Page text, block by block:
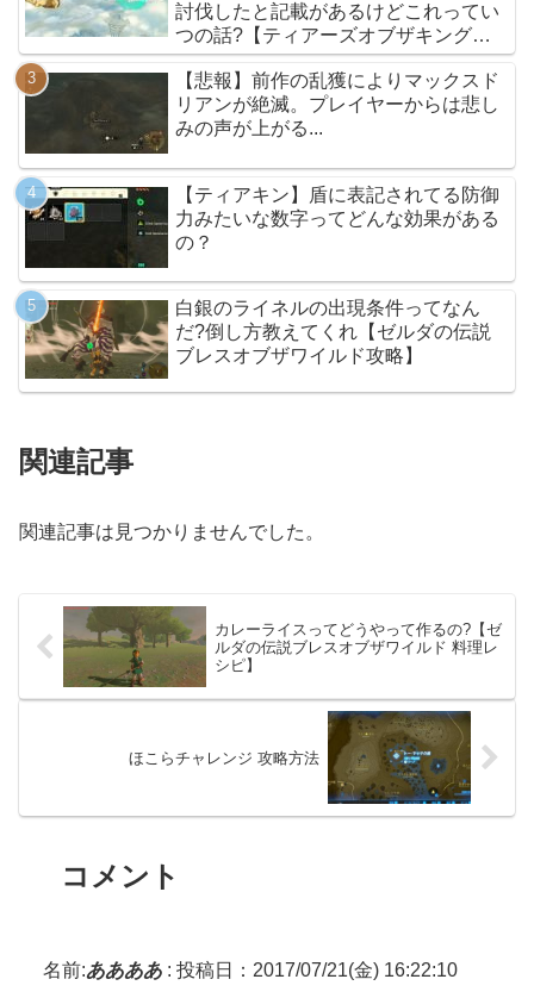
討伐したと記載があるけどこれってい
つの話?【ティアーズオブザキングダ
ム】
【悲報】前作の乱獲によりマックスド
リアンが絶滅。プレイヤーからは悲し
みの声が上がる...
【ティアキン】盾に表記されてる防御
力みたいな数字ってどんな効果がある
の？
白銀のライネルの出現条件ってなん
だ?倒し方教えてくれ【ゼルダの伝説
ブレスオブザワイルド攻略】
関連記事
関連記事は見つかりませんでした。
カレーライスってどうやって作るの?【ゼ
ルダの伝説ブレスオブザワイルド 料理レ
シピ】
ほこらチャレンジ 攻略方法
コメント
名前:ああああ : 投稿日：2017/07/21(金) 16:22:10